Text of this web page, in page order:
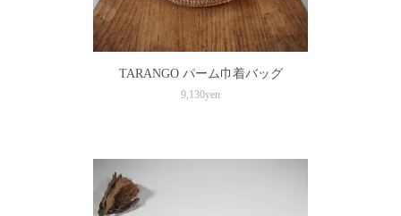
TARANGO パーム巾着バッグ
9,130yen